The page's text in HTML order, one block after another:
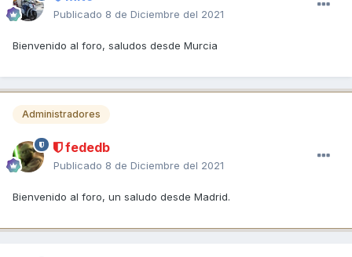
Publicado 8 de Diciembre del 2021
Bienvenido al foro, saludos desde Murcia
Administradores
fededb
Publicado 8 de Diciembre del 2021
Bienvenido al foro, un saludo desde Madrid.